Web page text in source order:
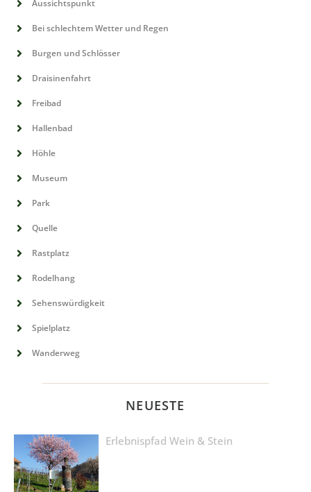
Aussichtspunkt
Bei schlechtem Wetter und Regen
Burgen und Schlösser
Draisinenfahrt
Freibad
Hallenbad
Höhle
Museum
Park
Quelle
Rastplatz
Rodelhang
Sehenswürdigkeit
Spielplatz
Wanderweg
NEUESTE
Erlebnispfad Wein & Stein